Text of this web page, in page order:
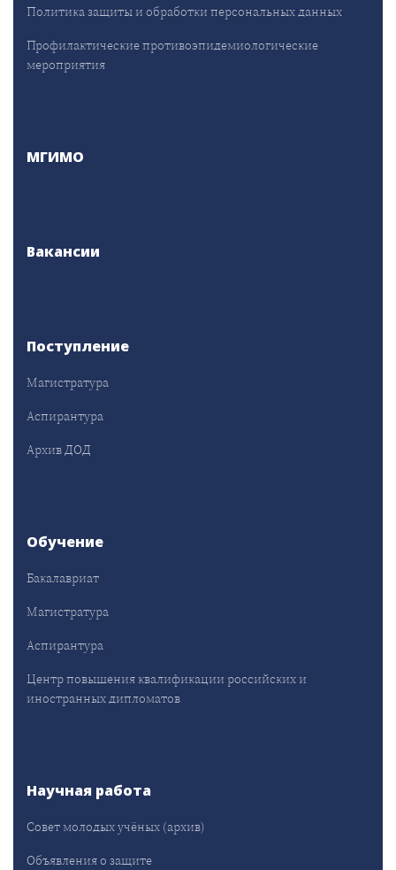
Политика защиты и обработки персональных данных
Профилактические противоэпидемиологические
мероприятия
МГИМО
Вакансии
Поступление
Магистратура
Аспирантура
Архив ДОД
Обучение
Бакалавриат
Магистратура
Аспирантура
Центр повышения квалификации российских и
иностранных дипломатов
Научная работа
Совет молодых учёных (архив)
Объявления о защите